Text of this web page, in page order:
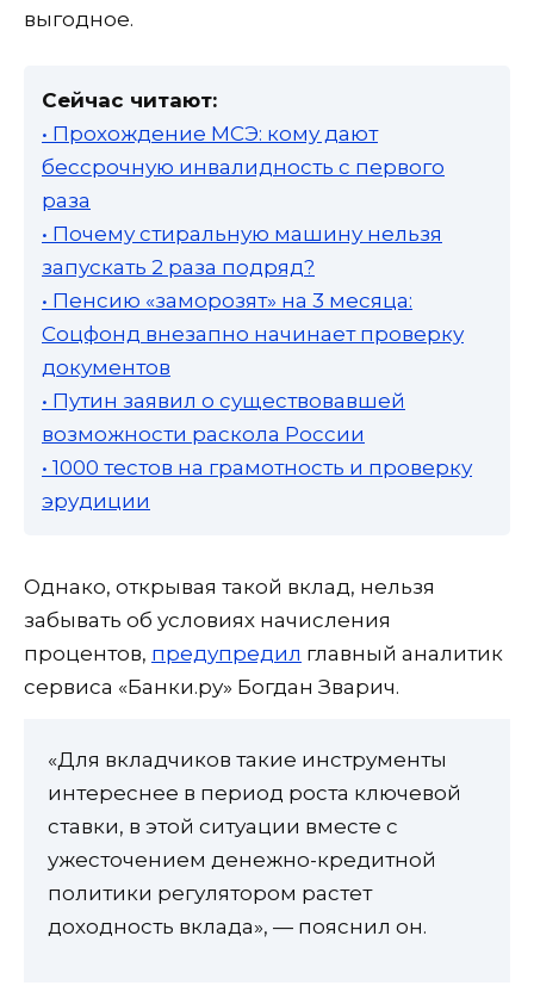
выгодное.
Сейчас читают:
• Прохождение МСЭ: кому дают
бессрочную инвалидность с первого
раза
• Почему стиральную машину нельзя
запускать 2 раза подряд?
• Пенсию «заморозят» на 3 месяца:
Соцфонд внезапно начинает проверку
документов
• Путин заявил о существовавшей
возможности раскола России
• 1000 тестов на грамотность и проверку
эрудиции
Однако, открывая такой вклад, нельзя
забывать об условиях начисления
процентов, предупредил главный аналитик
сервиса «Банки.ру» Богдан Зварич.
«Для вкладчиков такие инструменты
интереснее в период роста ключевой
ставки, в этой ситуации вместе с
ужесточением денежно-кредитной
политики регулятором растет
доходность вклада», — пояснил он.